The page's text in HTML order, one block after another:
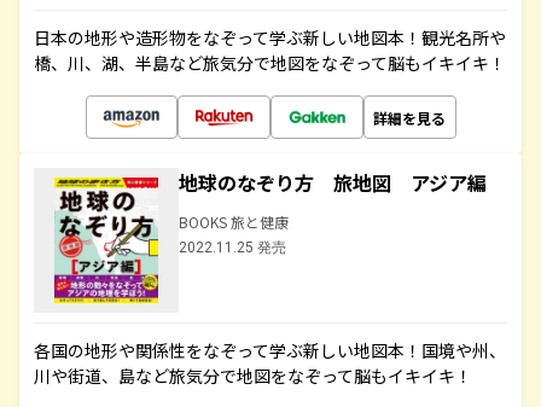
日本の地形や造形物をなぞって学ぶ新しい地図本！観光名所や
橋、川、湖、半島など旅気分で地図をなぞって脳もイキイキ！
詳細を見る
地球のなぞり方 旅地図 アジア編
BOOKS 旅と健康
2022.11.25 発売
各国の地形や関係性をなぞって学ぶ新しい地図本！国境や州、
川や街道、島など旅気分で地図をなぞって脳もイキイキ！